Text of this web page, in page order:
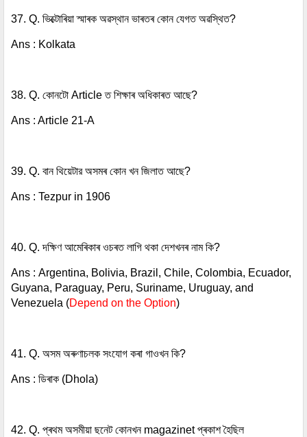
37. Q. ভিক্টোৰিয়া স্মাৰক অৱস্থান ভাৰতৰ কোন যেগত অৱস্থিত?
Ans : Kolkata
38. Q. কোনটো Article ত শিক্ষাৰ অধিকাৰত আছে?
Ans : Article 21-A
39. Q. বান থিয়েটার অসমৰ কোন খন জিলাত আছে?
Ans : Tezpur in 1906
40. Q. দক্ষিণ আমেৰিকাৰ ওচৰত লাগি থকা দেশখনৰ নাম কি?
Ans : Argentina, Bolivia, Brazil, Chile, Colombia, Ecuador,
Guyana, Paraguay, Peru, Suriname, Uruguay, and
Venezuela (Depend on the Option)
41. Q. অসম অৰুণাচলক সংযোগ কৰা গাওখন কি?
Ans : ডিৰাক (Dhola)
42. Q. প্ৰথম অসমীয়া ছনেট কোনখন magazinet প্ৰকাশ হৈছিল